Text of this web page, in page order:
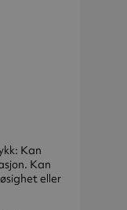
Kan
Kan
eller